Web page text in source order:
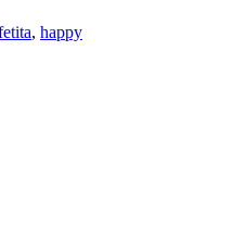
, happy